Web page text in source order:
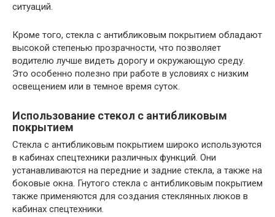
ситуаций.
Кроме того, стекла с антибликовым покрытием обладают
высокой степенью прозрачности, что позволяет
водителю лучше видеть дорогу и окружающую среду.
Это особенно полезно при работе в условиях с низким
освещением или в темное время суток.
Использование стекол с антибликовым
покрытием
Стекла с антибликовым покрытием широко используются
в кабинах спецтехники различных функций. Они
устанавливаются на передние и задние стекла, а также на
боковые окна. Гнутого стекла с антибликовым покрытием
также применяются для создания стеклянных люков в
кабинах спецтехники.